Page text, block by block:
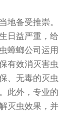
地备受推崇。
日益严重，给
蟑螂公司运用
有效消灭害虫
、无毒的灭虫
此外，专业的
灭虫效果，并